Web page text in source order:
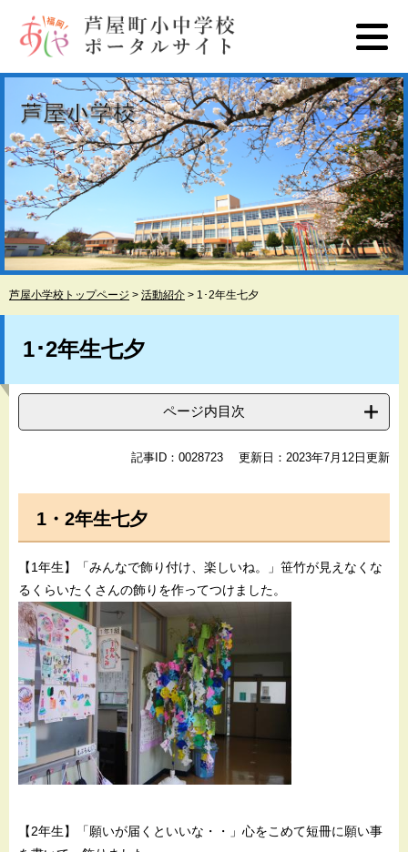
す
。
し
て
文
芦屋小学校トップページ > 活動紹介 > 1･2年生七夕
1･2年生七夕
ページ内目次
記事ID：0028723 更新日：2023年7月12日更新
1・2年生七夕
【1年生】「みんなで飾り付け、楽しいね。」笹竹が見えなくな
るくらいたくさんの飾りを作ってつけました。
【2年生】「願いが届くといいな・・」心をこめて短冊に願い事